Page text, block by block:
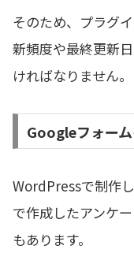
そのため、プラグ
新頻度や最終更新
ければなりません。
Googleフォー
WordPressで制作
で作成したアンケ
もあります。